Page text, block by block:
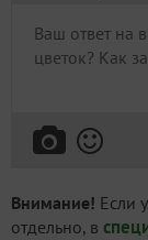
Внимание! Если
отдельно, в